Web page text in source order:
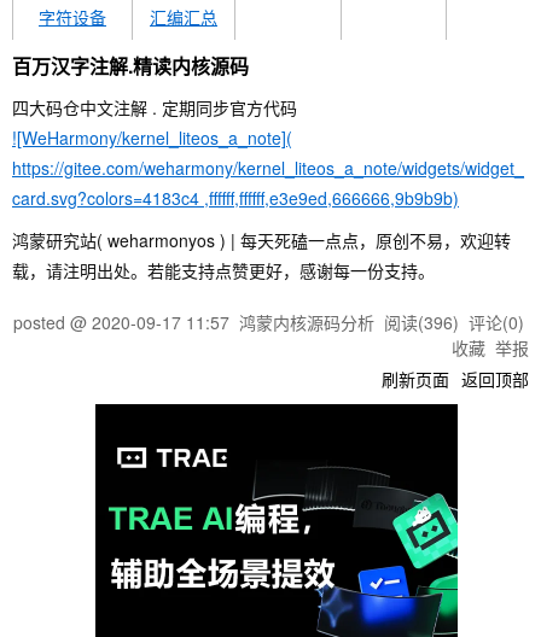
字符设备
文件句柄
管道文件
汇编汇总
中断概念
中断管理
百万汉字注解.精读内核源码
四大码仓中文注解 . 定期同步官方代码
![WeHarmony/kernel_liteos_a_note](
https://gitee.com/weharmony/kernel_liteos_a_note/widgets/widget_
card.svg?colors=4183c4 ,ffffff,ffffff,e3e9ed,666666,9b9b9b)
鸿蒙研究站( weharmonyos ) | 每天死磕一点点，原创不易，欢迎转
载，请注明出处。若能支持点赞更好，感谢每一份支持。
posted @ 2020-09-17 11:57 鸿蒙内核源码分析 阅读(396) 评论(0)
收藏 举报
刷新页面 返回顶部